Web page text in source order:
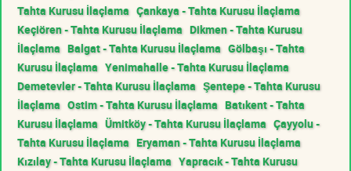
Tahta Kurusu İlaçlama Çankaya - Tahta Kurusu İlaçlama
Keçiören - Tahta Kurusu İlaçlama Dikmen - Tahta Kurusu
İlaçlama Balgat - Tahta Kurusu İlaçlama Gölbaşı - Tahta
Kurusu İlaçlama Yenimahalle - Tahta Kurusu İlaçlama
Demetevler - Tahta Kurusu İlaçlama Şentepe - Tahta Kurusu
İlaçlama Ostim - Tahta Kurusu İlaçlama Batıkent - Tahta
Kurusu İlaçlama Ümitköy - Tahta Kurusu İlaçlama Çayyolu -
Tahta Kurusu İlaçlama Eryaman - Tahta Kurusu İlaçlama
Kızılay - Tahta Kurusu İlaçlama Yapracık - Tahta Kurusu